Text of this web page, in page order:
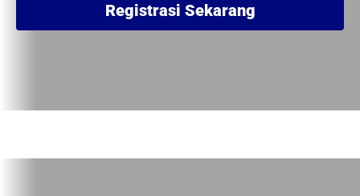
Registrasi Sekarang